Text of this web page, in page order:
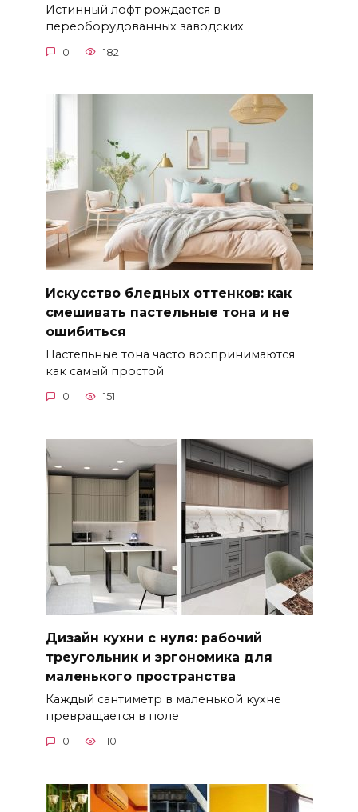
Истинный лофт рождается в
переоборудованных заводских
0 182
Искусство бледных оттенков: как
смешивать пастельные тона и не
ошибиться
Пастельные тона часто воспринимаются
как самый простой
0 151
Дизайн кухни с нуля: рабочий
треугольник и эргономика для
маленького пространства
Каждый сантиметр в маленькой кухне
превращается в поле
0 110